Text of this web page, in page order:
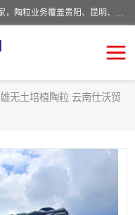
云南仕沃贸易有限公司是一家贵州陶粒生产厂家，陶粒业务覆盖贵阳、昆明、四川、云南、重庆等区域。批发贵阳陶粒、昆明陶粒、四川陶粒、云南陶粒、重庆陶粒，服务热线：*。仕沃贸易建材致力于建筑产业化、绿色建筑体系、产品和系统应用解决方案的企业。研发生产、销售和推广绿色建筑体系、建筑产业化体系的各种环保建筑产品。
无土培植陶粒 云南仕沃贸
物陶粒
土陶粒